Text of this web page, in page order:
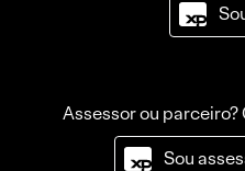
Assessor ou
Sou